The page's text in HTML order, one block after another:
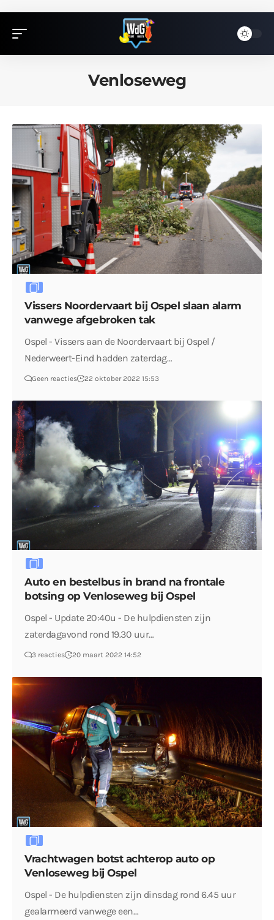
Venloseweg
Vissers Noordervaart bij Ospel slaan alarm
vanwege afgebroken tak
Ospel - Vissers aan de Noordervaart bij Ospel /
Nederweert-Eind hadden zaterdag…
Geen reacties 22 oktober 2022 15:53
Auto en bestelbus in brand na frontale
botsing op Venloseweg bij Ospel
Ospel - Update 20:40u - De hulpdiensten zijn
zaterdagavond rond 19.30 uur…
3 reacties 20 maart 2022 14:52
Vrachtwagen botst achterop auto op
Venloseweg bij Ospel
Ospel - De hulpdiensten zijn dinsdag rond 6.45 uur
gealarmeerd vanwege een…